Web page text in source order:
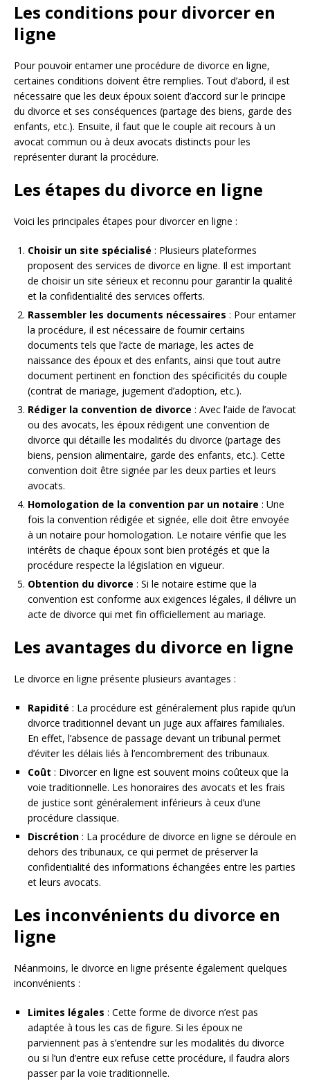
Les conditions pour divorcer en
ligne
Pour pouvoir entamer une procédure de divorce en ligne,
certaines conditions doivent être remplies. Tout d’abord, il est
nécessaire que les deux époux soient d’accord sur le principe
du divorce et ses conséquences (partage des biens, garde des
enfants, etc.). Ensuite, il faut que le couple ait recours à un
avocat commun ou à deux avocats distincts pour les
représenter durant la procédure.
Les étapes du divorce en ligne
Voici les principales étapes pour divorcer en ligne :
Choisir un site spécialisé : Plusieurs plateformes
proposent des services de divorce en ligne. Il est important
de choisir un site sérieux et reconnu pour garantir la qualité
et la confidentialité des services offerts.
Rassembler les documents nécessaires : Pour entamer
la procédure, il est nécessaire de fournir certains
documents tels que l’acte de mariage, les actes de
naissance des époux et des enfants, ainsi que tout autre
document pertinent en fonction des spécificités du couple
(contrat de mariage, jugement d’adoption, etc.).
Rédiger la convention de divorce : Avec l’aide de l’avocat
ou des avocats, les époux rédigent une convention de
divorce qui détaille les modalités du divorce (partage des
biens, pension alimentaire, garde des enfants, etc.). Cette
convention doit être signée par les deux parties et leurs
avocats.
Homologation de la convention par un notaire : Une
fois la convention rédigée et signée, elle doit être envoyée
à un notaire pour homologation. Le notaire vérifie que les
intérêts de chaque époux sont bien protégés et que la
procédure respecte la législation en vigueur.
Obtention du divorce : Si le notaire estime que la
convention est conforme aux exigences légales, il délivre un
acte de divorce qui met fin officiellement au mariage.
Les avantages du divorce en ligne
Le divorce en ligne présente plusieurs avantages :
Rapidité : La procédure est généralement plus rapide qu’un
divorce traditionnel devant un juge aux affaires familiales.
En effet, l’absence de passage devant un tribunal permet
d’éviter les délais liés à l’encombrement des tribunaux.
Coût : Divorcer en ligne est souvent moins coûteux que la
voie traditionnelle. Les honoraires des avocats et les frais
de justice sont généralement inférieurs à ceux d’une
procédure classique.
Discrétion : La procédure de divorce en ligne se déroule en
dehors des tribunaux, ce qui permet de préserver la
confidentialité des informations échangées entre les parties
et leurs avocats.
Les inconvénients du divorce en
ligne
Néanmoins, le divorce en ligne présente également quelques
inconvénients :
Limites légales : Cette forme de divorce n’est pas
adaptée à tous les cas de figure. Si les époux ne
parviennent pas à s’entendre sur les modalités du divorce
ou si l’un d’entre eux refuse cette procédure, il faudra alors
passer par la voie traditionnelle.